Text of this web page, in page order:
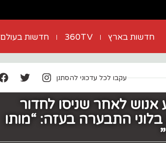
חדשות בארץ 360TV חדשות בעולם
עקבו לכל עדכוני להסתנן
לאחר שניסו לחדור
בלוני התבערה בעזה: “מותו